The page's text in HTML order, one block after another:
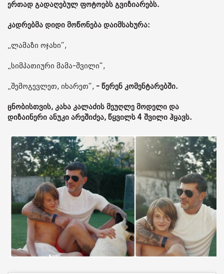
ერთად გადაღებულ ფოტოებს გვიზიარებს.
კადრებმა დიდი მოწონება დაიმსახურა:
„ლამაზი ოჯახი“,
„სიმპათიური მამა-შვილი“,
„შემოგევლეთ, იხარეთ“, - წერენ კომენტარებში.
ცნობისთვის, კახა კალაძის მეუღლე მოდელი და
დიზაინერი ანუკი არეშიძეა, წყვილს 4 შვილი ჰყავს.